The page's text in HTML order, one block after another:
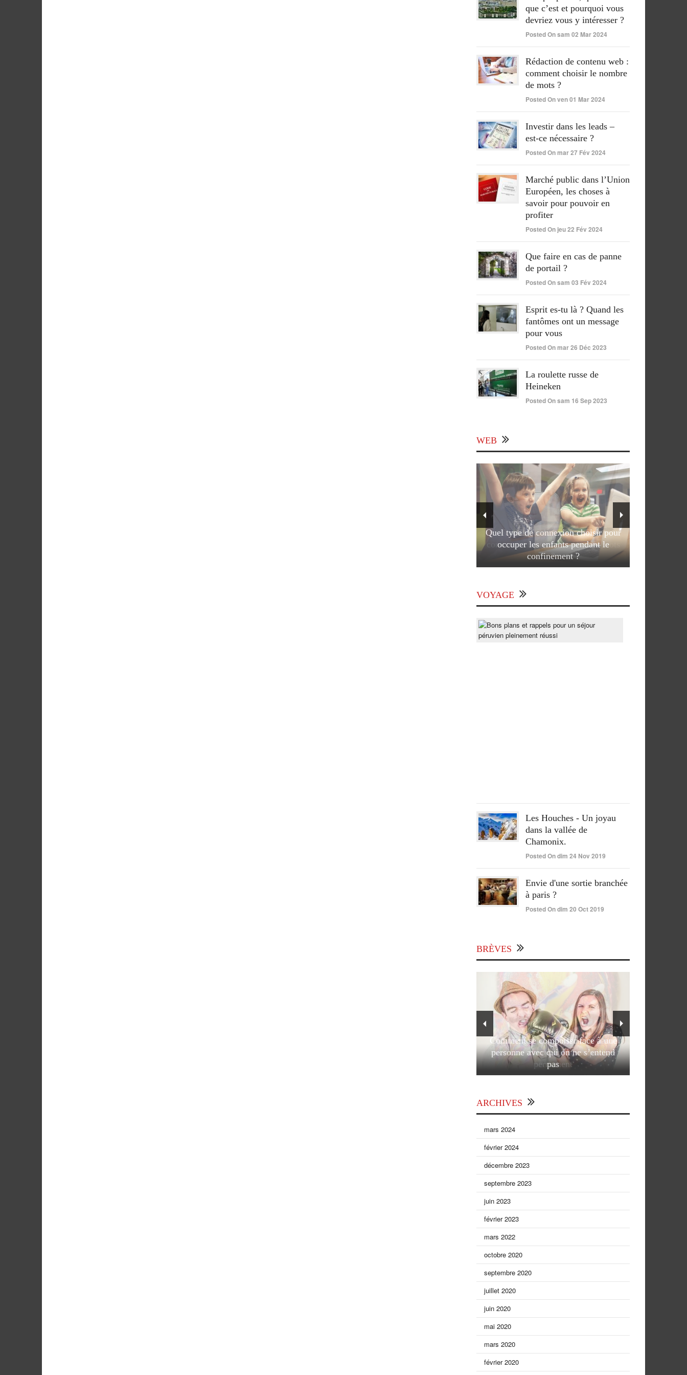
que c’est et pourquoi vous
devriez vous y intéresser ?
Posted On sam 02 Mar 2024
Rédaction de contenu web :
comment choisir le nombre
de mots ?
Posted On ven 01 Mar 2024
Investir dans les leads –
est-ce nécessaire ?
Posted On mar 27 Fév 2024
Marché public dans l’Union
Européen, les choses à
savoir pour pouvoir en
profiter
Posted On jeu 22 Fév 2024
Que faire en cas de panne
de portail ?
Posted On sam 03 Fév 2024
Esprit es-tu là ? Quand les
fantômes ont un message
pour vous
Posted On mar 26 Déc 2023
La roulette russe de
Heineken
Posted On sam 16 Sep 2023
WEB
Quel type de connexion choisir pour
occuper les enfants pendant le
confinement ?
VOYAGE
Les Houches - Un joyau
dans la vallée de
Chamonix.
Posted On dim 24 Nov 2019
Envie d'une sortie branchée
à paris ?
Posted On dim 20 Oct 2019
BRÈVES
Comment se comporter face à une
personne avec qui on ne s’entend
pas
ARCHIVES
mars 2024
février 2024
décembre 2023
septembre 2023
juin 2023
février 2023
mars 2022
octobre 2020
septembre 2020
juillet 2020
juin 2020
mai 2020
mars 2020
février 2020